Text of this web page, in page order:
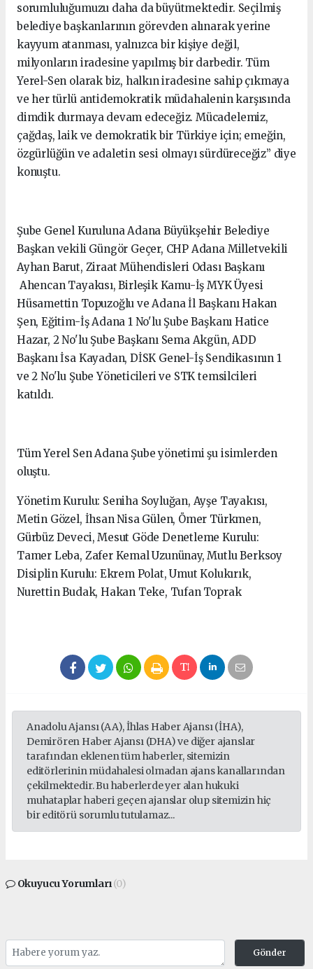
sorumluluğumuzu daha da büyütmektedir. Seçilmiş
belediye başkanlarının görevden alınarak yerine
kayyum atanması, yalnızca bir kişiye değil,
milyonların iradesine yapılmış bir darbedir. Tüm
Yerel-Sen olarak biz, halkın iradesine sahip çıkmaya
ve her türlü antidemokratik müdahalenin karşısında
dimdik durmaya devam edeceğiz. Mücadelemiz,
çağdaş, laik ve demokratik bir Türkiye için; emeğin,
özgürlüğün ve adaletin sesi olmayı sürdüreceğiz” diye
konuştu.
Şube Genel Kuruluna Adana Büyükşehir Belediye
Başkan vekili Güngör Geçer, CHP Adana Milletvekili
Ayhan Barut, Ziraat Mühendisleri Odası Başkanı
Ahencan Tayakısı, Birleşik Kamu-İş MYK Üyesi
Hüsamettin Topuzoğlu ve Adana İl Başkanı Hakan
Şen, Eğitim-İş Adana 1 No'lu Şube Başkanı Hatice
Hazar, 2 No'lu Şube Başkanı Sema Akgün, ADD
Başkanı İsa Kayadan, DİSK Genel-İş Sendikasının 1
ve 2 No'lu Şube Yöneticileri ve STK temsilcileri
katıldı.
Tüm Yerel Sen Adana Şube yönetimi şu isimlerden
oluştu.
Yönetim Kurulu: Seniha Soyluğan, Ayşe Tayakısı,
Metin Gözel, İhsan Nisa Gülen, Ömer Türkmen,
Gürbüz Deveci, Mesut Göde Denetleme Kurulu:
Tamer Leba, Zafer Kemal Uzunünay, Mutlu Berksoy
Disiplin Kurulu: Ekrem Polat, Umut Kolukırık,
Nurettin Budak, Hakan Teke, Tufan Toprak
Anadolu Ajansı (AA), İhlas Haber Ajansı (İHA),
Demirören Haber Ajansı (DHA) ve diğer ajanslar
tarafından eklenen tüm haberler, sitemizin
editörlerinin müdahalesi olmadan ajans kanallarından
çekilmektedir. Bu haberlerde yer alan hukuki
muhataplar haberi geçen ajanslar olup sitemizin hiç
bir editörü sorumlu tutulamaz...
Okuyucu Yorumları(0)
Gönder